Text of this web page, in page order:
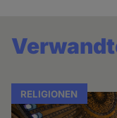
RELIGIONEN